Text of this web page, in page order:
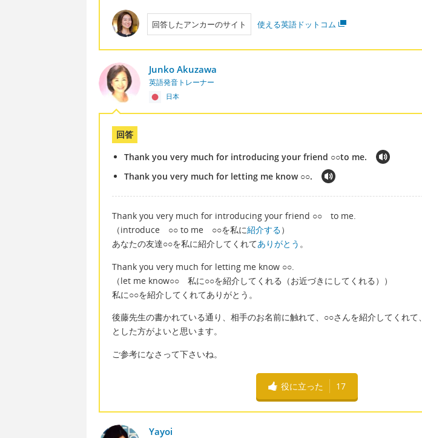
回答したアンカーのサイト 使える英語ドットコム
Junko Akuzawa
英語発音トレーナー
日本
回答
Thank you very much for introducing your friend ○○to me.
Thank you very much for letting me know ○○.
Thank you very much for introducing your friend ○○ to me.
（introduce ○○ to me ○○を私に紹介する）
あなたの友達○○を私に紹介してくれてありがとう 。
Thank you very much for letting me know ○○.
（let me know○○ 私に○○を紹介してくれる（お近づきにしてくれる））
私に○○を紹介してくれてありがとう。
後藤先生の書かれている通り、相手のお名前に触れて、○○さんを紹介してくれて、
とした方がよいと思います。
ご参考になさって下さいね。
役に立った 17
Yayoi